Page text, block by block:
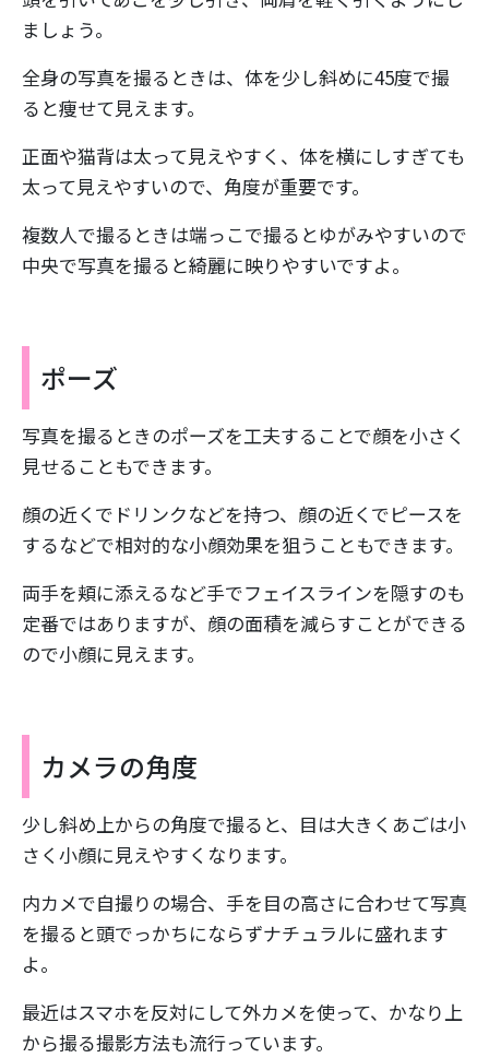
ましょう。
全身の写真を撮るときは、体を少し斜めに45度で撮
ると痩せて見えます。
正面や猫背は太って見えやすく、体を横にしすぎても
太って見えやすいので、角度が重要です。
複数人で撮るときは端っこで撮るとゆがみやすいので
中央で写真を撮ると綺麗に映りやすいですよ。
ポーズ
写真を撮るときのポーズを工夫することで顔を小さく
見せることもできます。
顔の近くでドリンクなどを持つ、顔の近くでピースを
するなどで相対的な小顔効果を狙うこともできます。
両手を頬に添えるなど手でフェイスラインを隠すのも
定番ではありますが、顔の面積を減らすことができる
ので小顔に見えます。
カメラの角度
少し斜め上からの角度で撮ると、目は大きくあごは小
さく小顔に見えやすくなります。
内カメで自撮りの場合、手を目の高さに合わせて写真
を撮ると頭でっかちにならずナチュラルに盛れます
よ。
最近はスマホを反対にして外カメを使って、かなり上
から撮る撮影方法も流行っています。